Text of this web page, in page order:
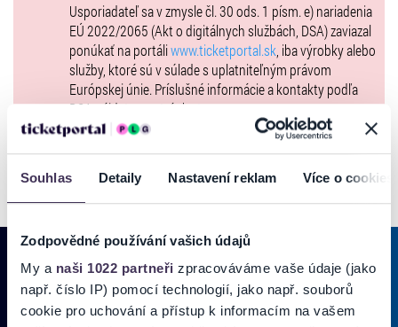
Souhlas Detaily Nastavení reklam Více o cookies
Zodpovědné používání vašich údajů
My a naši 1022 partneři zpracováváme vaše údaje (jako
např. číslo IP) pomocí technologií, jako např. souborů
cookie pro uchování a přístup k informacím na vašem
Usporiadateľ sa v zmysle čl. 30 ods. 1 písm. e) nariadenia
EÚ 2022/2065 (Akt o digitálnych službách, DSA) zaviazal
ponúkať na portáliwww.ticketportal.sk , iba výrobky alebo
služby, ktoré sú v súlade s uplatniteľným právom
Európskej únie. Príslušné informácie a kontakty podľa
DSA nájdete na stránketu.
PRIHLÁSIŤ SA KODBERU NOVINIEK